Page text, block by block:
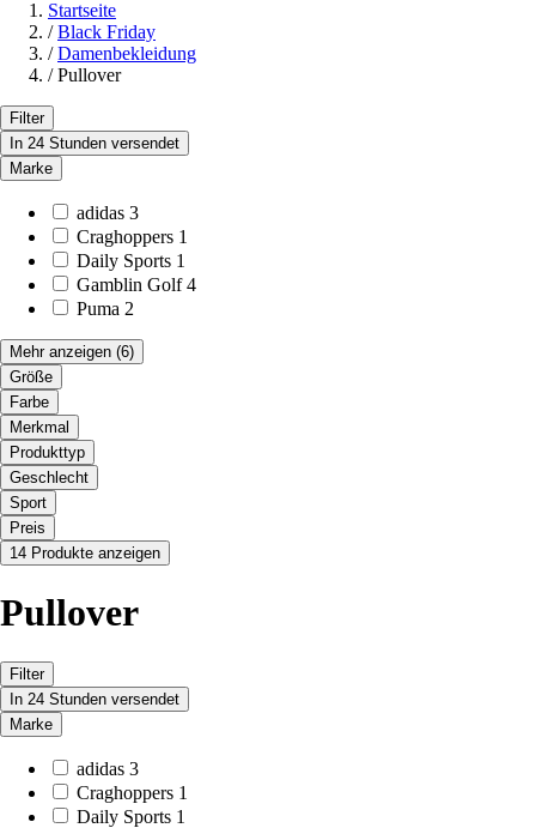
Startseite
/ Black Friday
/ Damenbekleidung
/ Pullover
Filter
In 24 Stunden versendet
Marke
adidas 3
Craghoppers 1
Daily Sports 1
Gamblin Golf 4
Puma 2
Mehr anzeigen (6)
Größe
Farbe
Merkmal
Produkttyp
Geschlecht
Sport
Preis
14 Produkte anzeigen
Pullover
Filter
In 24 Stunden versendet
Marke
adidas 3
Craghoppers 1
Daily Sports 1